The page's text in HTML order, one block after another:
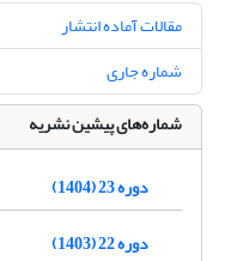
مقالات آماده انتشار
شماره جاری
شماره‌های پیشین نشریه
دوره 23 (1404)
دوره 22 (1403)